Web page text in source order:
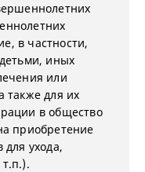
в частности,
иных
или
также для их
в общество
приобретение
для ухода,